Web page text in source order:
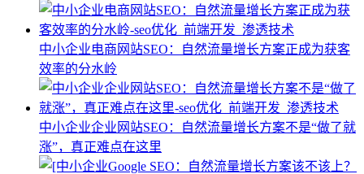
中小企业电商网站SEO：自然流量增长方案正成为获客
效率的分水岭
中小企业企业网站SEO：自然流量增长方案不是“做了就
涨”，真正难点在这里